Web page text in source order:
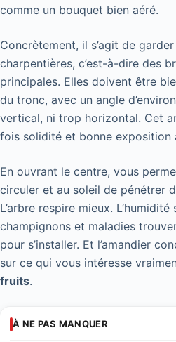
comme un bouquet bien aéré.
Concrètement, il s’agit de
charpentières, c’est-à-dire des
principales. Elles doivent être
du tronc, avec un angle
vertical, ni trop horizontal. Cet
fois solidité et bonne exposition
En ouvrant le centre, vous
circuler et au soleil de pénétrer
L’arbre respire mieux.
champignons et maladies
pour s’installer. Et l’amandier
sur ce qui vous intéresse
fruits.
À NE PAS MANQUER